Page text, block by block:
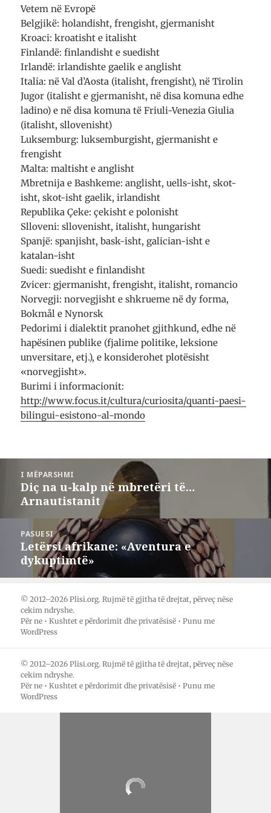
b
o
o
k
(
H
a
p
t
ë
n
j
ë
d
r
i
t
a
r
t
r
e
)
s
T
w
i
t
t
e
r
-
i
t
(
H
a
p
e
t
n
j
ë
d
r
i
t
a
r
e
t
ë
r
)
s
A
p
p
(
H
a
e
n
ë
n
j
ë
d
r
a
e
t
ë
r
e
)
Vetem në Evropë
Belgjikë: holandisht, frengisht, gjermanisht
Kroaci: kroatisht e italisht
Finlandë: finlandisht e suedisht
Irlandë: irlandishte gaelik e anglisht
Italia: në Val d’Aosta (italisht, frengisht), në Tirolin
Jugor (italisht e gjermanisht, në disa komuna edhe
ladino) e në disa komuna të Friuli-Venezia Giulia
(italisht, sllovenisht)
Luksemburg: luksemburgisht, gjermanisht e
frengisht
Malta: maltisht e anglisht
Mbretnija e Bashkeme: anglisht, uells-isht, skot-
isht, skot-isht gaelik, irlandisht
Republika Çeke: çekisht e polonisht
Slloveni: sllovenisht, italisht, hungarisht
Spanjë: spanjisht, bask-isht, galician-isht e
katalan-isht
Suedi: suedisht e finlandisht
Zvicer: gjermanisht, frengisht, italisht, romancio
Norvegji: norvegjisht e shkrueme në dy forma,
Bokmål e Nynorsk
Pedorimi i dialektit pranohet gjithkund, edhe në
hapësinen publike (fjalime politike, leksione
unversitare, etj.), e konsiderohet plotësisht
«norvegjisht».
Burimi i informacionit:
http://www.focus.it/cultura/curiosita/quanti-paesi-
bilingui-esistono-al-mondo
postimet
I MËPARSHMI
Postimi
i
Diç na u-kalp në mbretëri të…
Arnautistanit
PASUESI
Postimi
pasues:
Letërsi afrikane: «Aventura e
dykuptimtë»
© 2012–2026 Plisi.org. Rujmë të gjitha të drejtat, përveç nëse
cekim ndryshe.
Për ne •Kushtet e përdorimit dhe privatësisë •Punu me
WordPress
© 2012–2026 Plisi.org. Rujmë të gjitha të drejtat, përveç nëse
cekim ndryshe.
Për ne •Kushtet e përdorimit dhe privatësisë •Punu me
WordPress